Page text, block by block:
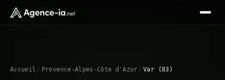
Accueil / Provence-Alpes-Côte d'Azur / Var (83)